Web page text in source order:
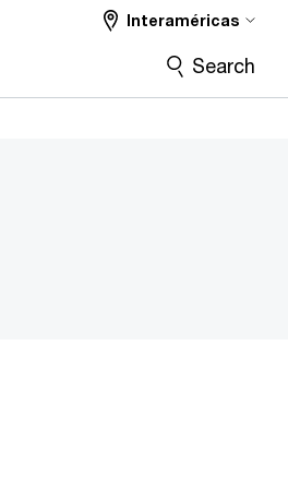
Interaméricas
Search